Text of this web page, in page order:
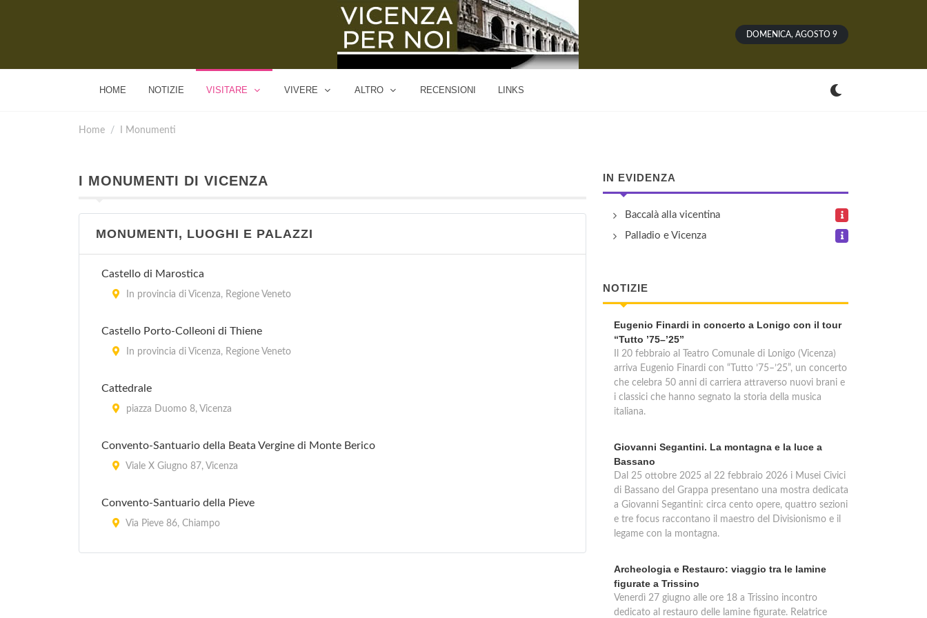
DOMENICA, AGOSTO 9
HOME NOTIZIE VISITARE VIVERE ALTRO RECENSIONI LINKS
Home I Monumenti
I MONUMENTI DI VICENZA
MONUMENTI, LUOGHI E PALAZZI
Castello di Marostica
In provincia di Vicenza, Regione Veneto
Castello Porto-Colleoni di Thiene
In provincia di Vicenza, Regione Veneto
Cattedrale
piazza Duomo 8, Vicenza
Convento-Santuario della Beata Vergine di Monte Berico
Viale X Giugno 87, Vicenza
Convento-Santuario della Pieve
Via Pieve 86, Chiampo
IN EVIDENZA
Baccalà alla vicentina
Palladio e Vicenza
NOTIZIE
Eugenio Finardi in concerto a Lonigo con il tour
“Tutto ’75–’25”
Il 20 febbraio al Teatro Comunale di Lonigo (Vicenza)
arriva Eugenio Finardi con “Tutto ’75–’25”, un concerto
che celebra 50 anni di carriera attraverso nuovi brani e
i classici che hanno segnato la storia della musica
italiana.
Giovanni Segantini. La montagna e la luce a
Bassano
Dal 25 ottobre 2025 al 22 febbraio 2026 i Musei Civici
di Bassano del Grappa presentano una mostra dedicata
a Giovanni Segantini: circa cento opere, quattro sezioni
e tre focus raccontano il maestro del Divisionismo e il
legame con la montagna.
Archeologia e Restauro: viaggio tra le lamine
figurate a Trissino
Venerdì 27 giugno alle ore 18 a Trissino incontro
dedicato al restauro delle lamine figurate. Relatrice